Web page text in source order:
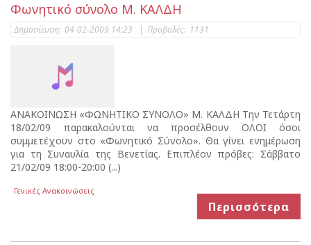
Φωνητικό σύνολο Μ. ΚΑΛΔΗ
Δημοσίευση: 04-02-2009 14:23 | Προβολές: 1131
ΑΝΑΚΟΙΝΩΣΗ «ΦΩΝΗΤΙΚΟ ΣΥΝΟΛΟ» Μ. ΚΑΛΔΗ Την Τετάρτη
18/02/09 παρακαλούνται να προσέλθουν ΟΛΟΙ όσοι
συμμετέχουν στο «Φωνητικό Σύνολο». Θα γίνει ενημέρωση
για τη Συναυλία της Βενετίας. Επιπλέον πρόβες: Σάββατο
21/02/09 18:00-20:00 (...)
Γενικές Ανακοινώσεις
Περισσότερα